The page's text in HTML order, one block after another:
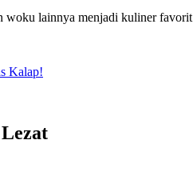
woku lainnya menjadi kuliner
Kalap!